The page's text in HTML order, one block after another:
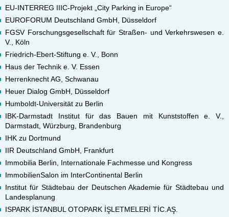
EU-INTERREG IIIC-Projekt „City Parking in Europe“
EUROFORUM Deutschland GmbH, Düsseldorf
FGSV Forschungsgesellschaft für Straßen- und Verkehrswesen e.
V., Köln
Friedrich-Ebert-Stiftung e. V., Bonn
Haus der Technik e. V. Essen
Herrenknecht AG, Schwanau
Heuer Dialog GmbH, Düsseldorf
Humboldt-Universität zu Berlin
IBK-Darmstadt Institut für das Bauen mit Kunststoffen e. V.,
Darmstadt, Würzburg, Brandenburg
IHK zu Dortmund
IIR Deutschland GmbH, Frankfurt
Immobilia Berlin, Internationale Fachmesse und Kongress
ImmobilienSalon im InterContinental Berlin
Institut für Städtebau der Deutschen Akademie für Städtebau und
Landesplanung
ISPARK İSTANBUL OTOPARK İŞLETMELERİ TİC.AŞ.